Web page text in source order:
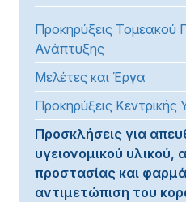
Προκηρύξεις Τομεακού
Ανάπτυξης
Μελέτες και Έργα
Προκηρύξεις Κεντρικής
Προσκλήσεις για
υγειονομικού
προστασίας και
αντιμετώπιση του